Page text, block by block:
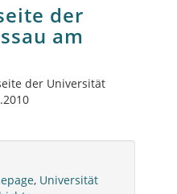
der
am
der Universität
, Universität